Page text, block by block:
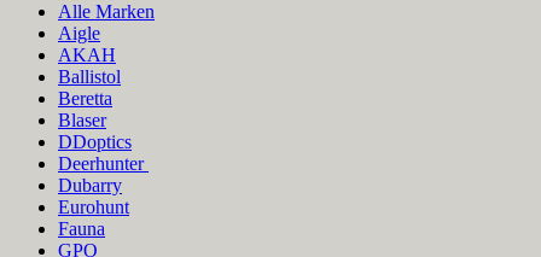
Alle Marken
Aigle
AKAH
Ballistol
Beretta
Blaser
DDoptics
Deerhunter
Dubarry
Eurohunt
Fauna
GPO